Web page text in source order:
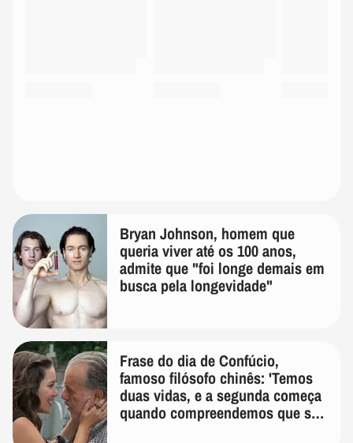
Bryan Johnson, homem que
queria viver até os 100 anos,
admite que "foi longe demais em
busca pela longevidade"
Frase do dia de Confúcio,
famoso filósofo chinês: 'Temos
duas vidas, e a segunda começa
quando compreendemos que só